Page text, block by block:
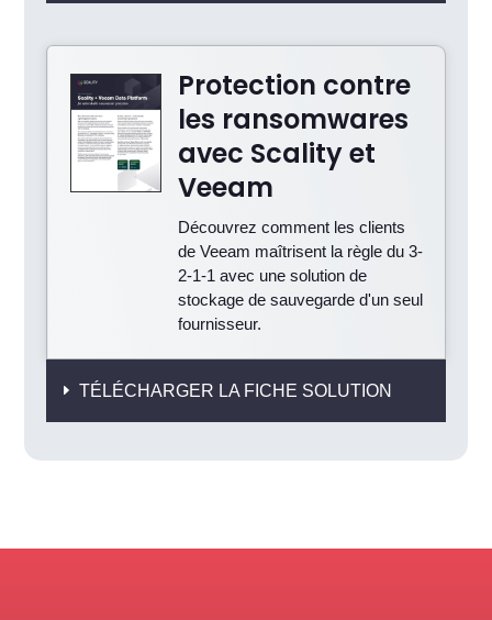
Protection contre
les ransomwares
avec Scality et
Veeam
Découvrez comment les clients
de Veeam maîtrisent la règle du 3-
2-1-1 avec une solution de
stockage de sauvegarde d'un seul
fournisseur.
TÉLÉCHARGER LA FICHE SOLUTION